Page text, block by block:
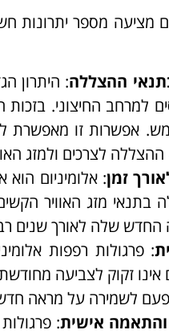
מציעה מספר
ההצללה: היתרון
למרחב החיצוני. בזכות
אפשרות זו מאפשרת
לצרכים ולמזג
זמן: אלומיניום הוא
בתנאי מזג האוויר
שלה לאורך שנים
: פרגולות רפפות
אינו זקוק לצביעה
פעם לשמירה על מראה
והתאמה אישית: